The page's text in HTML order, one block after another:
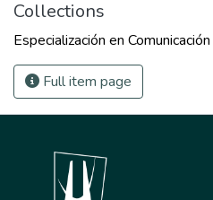
Collections
Especialización en
Full item page